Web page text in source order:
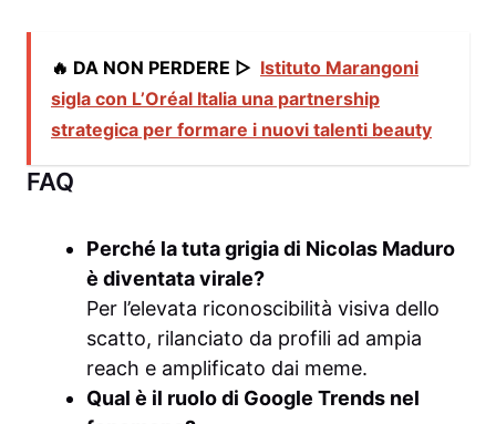
🔥 DA NON PERDERE ▷ Istituto Marangoni
sigla con L’Oréal Italia una partnership
strategica per formare i nuovi talenti beauty
FAQ
Perché la tuta grigia di Nicolas Maduro
è diventata virale?
Per l’elevata riconoscibilità visiva dello
scatto, rilanciato da profili ad ampia
reach e amplificato dai meme.
Qual è il ruolo di Google Trends nel